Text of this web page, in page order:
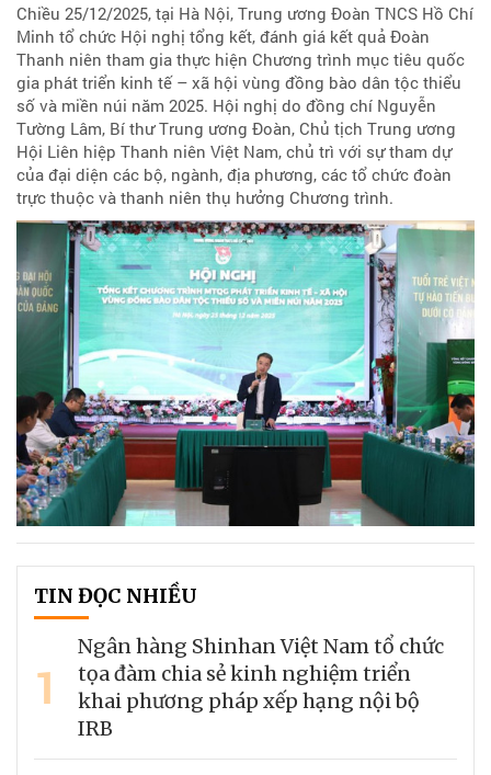
Chiều 25/12/2025, tại Hà Nội, Trung ương Đoàn TNCS Hồ Chí
Minh tổ chức Hội nghị tổng kết, đánh giá kết quả Đoàn
Thanh niên tham gia thực hiện Chương trình mục tiêu quốc
gia phát triển kinh tế – xã hội vùng đồng bào dân tộc thiểu
số và miền núi năm 2025. Hội nghị do đồng chí Nguyễn
Tường Lâm, Bí thư Trung ương Đoàn, Chủ tịch Trung ương
Hội Liên hiệp Thanh niên Việt Nam, chủ trì với sự tham dự
của đại diện các bộ, ngành, địa phương, các tổ chức đoàn
trực thuộc và thanh niên thụ hưởng Chương trình.
TIN ĐỌC NHIỀU
1
Ngân hàng Shinhan Việt Nam tổ chức
tọa đàm chia sẻ kinh nghiệm triển
khai phương pháp xếp hạng nội bộ
IRB